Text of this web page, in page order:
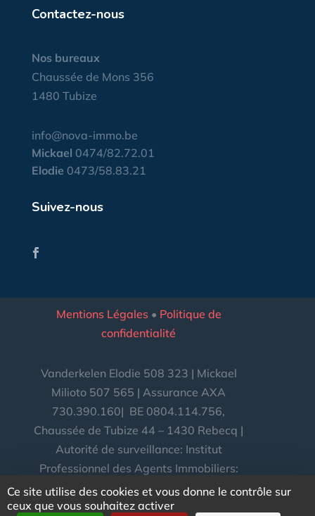
Ce site utilise des cookies et vous donne le contrôle sur
ceux que vous souhaitez activer
Contactez-nous
Nos bureaux
Chaussée de Mons 356
1480 Tubize
info@nova-immo.be
Mickael 0474/82.72.01
Elodie 0473/58.83.21
Suivez-nous
Mentions Légales• Politique de
confidentialité
Vanderkelen Elodie 508 323 | Mickael
Milioto 507 565 | Assurance AXA
730.390.160| BE 0804.114.756,
Chaussée de Tubize 44 – 1430 Rebecq |
Autorité de surveillance: Institut
Professionnel des Agents Immobiliers:
Luxemburgstraat 16B, B-1000
Bruxelles.